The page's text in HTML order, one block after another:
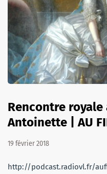
Rencontre royale
Antoinette | AU
19 février 2018
http://podcast.radiovl.fr/